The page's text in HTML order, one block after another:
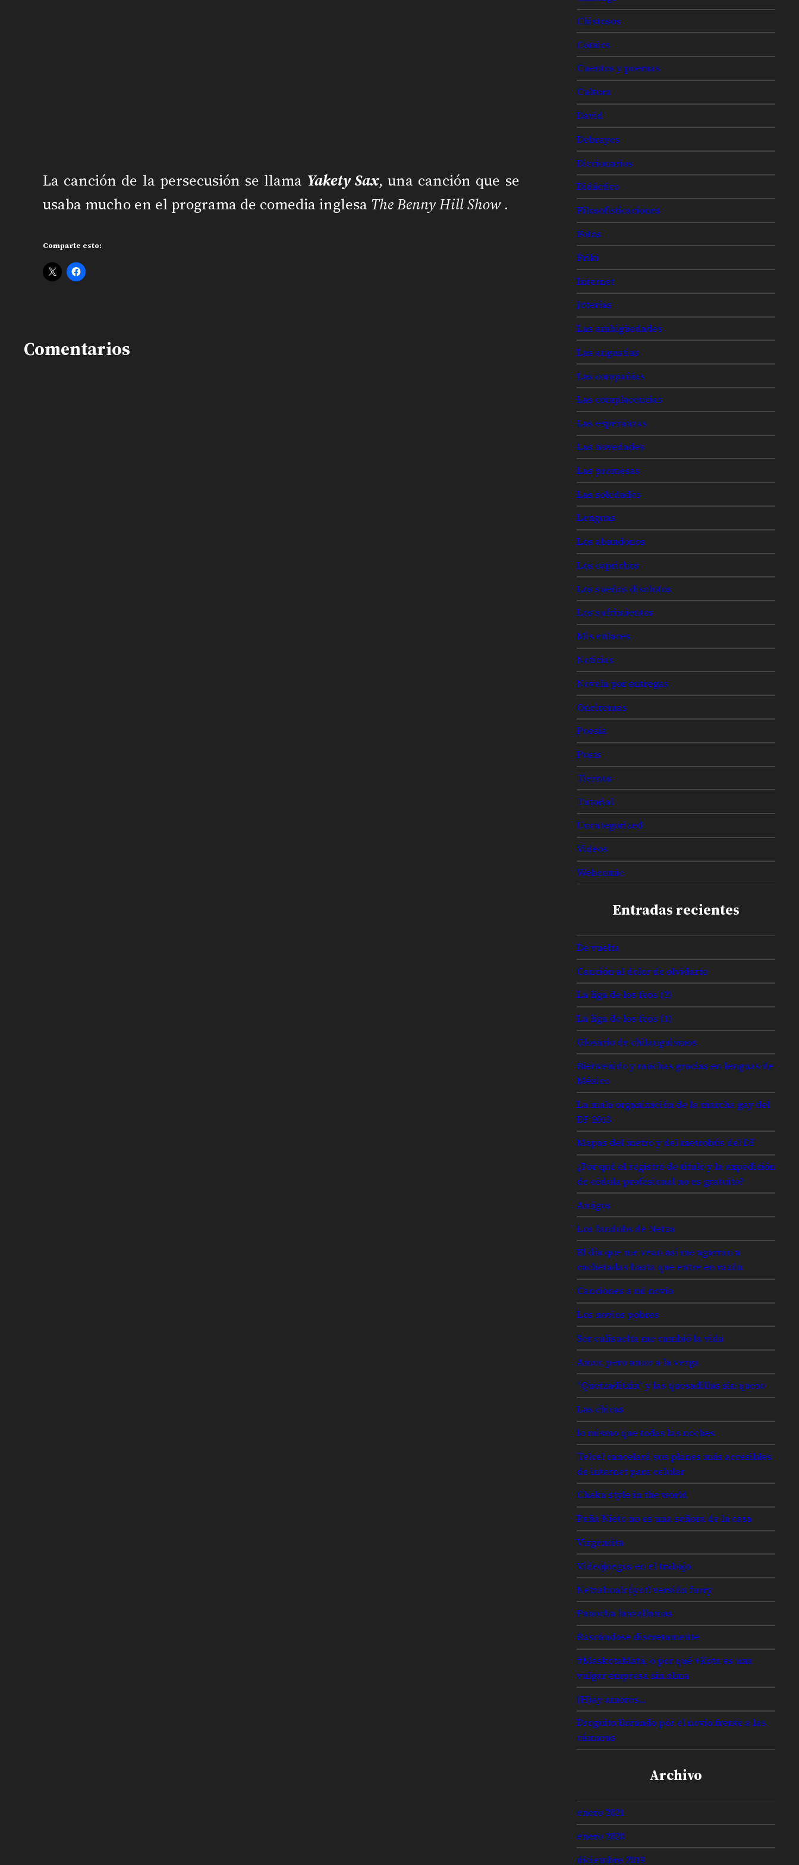
La canción de la persecusión se llama Yakety Sax, una canción que se
usaba mucho en el programa de comedia inglesa The Benny Hill Show.
Comparte esto:
Comentarios
Chistosos
Comics
Cuentos y poemas
Cultura
David
Debrayes
Diccionarios
Didáctico
Filosofisticaciones
Fotos
Friki
Internet
Joterías
Las ambigüedades
Las angustias
Las compañías
Las complacencias
Las esperanzas
Las novedades
Las promesas
Las soledades
Lenguas
Los abandonos
Los caprichos
Los sueños disolutos
Los sufrimientos
Mis enlaces
Noticias
Novela por entregas
Oneiremas
Poesía
Posts
Tiernos
Tutorial
Uncategorized
Videos
Webcomic
Entradas recientes
De vuelta
Canción al dolor de olvidarte
La liga de los feos (2)
La liga de los feos (1)
Glosario de chilanguismos
Bienvenido y muchas gracias en lenguas de
México
La mala organización de la marcha gay del
DF 2013
Mapas del metro y del metrobús del DF
¿Por qué el registro de título y la expedición
de cédula profesional no es gratuito?
Amigos
Los fandubs de Netza
El día que me vean así me agarran a
cachetadas hasta que entre en razón
Canciones a mi novio
Los novios pobres
Ser culisuelta me cambió la vida
Amor, pero amor a la verga
“Quetzaditzin” y las quesadillas sin queso
Las chicas
lo mismo que todas las noches
Telcel cancelará sus planes más accesibles
de internet para celular
Chaka style in the world
Peña Nieto no es una señora de la casa
Virgencita
Videojuegos en el trabajo
Netzahualcóyotl versión furry
Panocha lanzallamas
Rascándose discretamente
#MaskotaMata, o por qué +Kota es una
vulgar empresa sin alma
(H)ay amores…
Droguito llorando por el novio frente a las
cámaras
Archivo
enero 2021
enero 2020
diciembre 2019